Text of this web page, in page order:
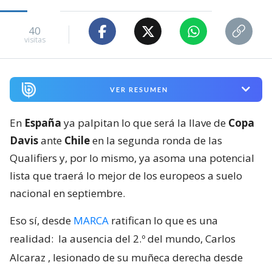
40
visitas
VER RESUMEN
En España ya palpitan lo que será la llave de Copa
Davisante Chileen la segunda ronda de las
Qualifiers y, por lo mismo, ya asoma una potencial
lista que traerá lo mejor de los europeos a suelo
nacional en septiembre.
Eso sí, desde MARCA ratifican lo que es una
realidad: la ausencia del 2.º del mundo, Carlos
Alcaraz , lesionado de su muñeca derecha desde